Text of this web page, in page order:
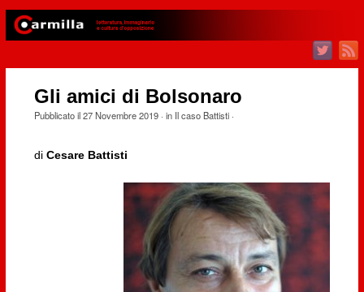
Gli amici di Bolsonaro
Pubblicato il27 Novembre 2019· in Il caso Battisti·
di Cesare Battisti